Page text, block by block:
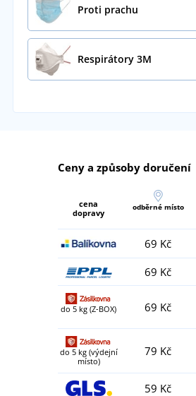
Proti prachu
Respirátory 3M
Ceny a způsoby doručení
cena
dopravy
odběrné místo
69 Kč
69 Kč
do 5 kg (Z-BOX) 69 Kč
do 5 kg (výdejní
místo)
79 Kč
59 Kč